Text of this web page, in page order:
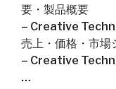
要・製品概要
– Creative
売上・価格・市場
– Creative
…